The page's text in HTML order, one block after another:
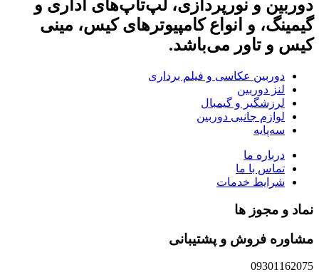
دوربین و نورپردازی، لپ‌تاپ‌های اداری و
گیمینگ، و انواع کامپیوترهای کیس، مینی
کیس و تاور می‌باشد.
دوربین عکاسی و فیلم برداری
لنز دوربین
لرزشگیر و گیمبال
لوازم جانبی دوربین
سه‌پایه
درباره ما
تماس با ما
شرایط خدمات
نماد و مجوز ها
مشاوره فروش و پشتیبانی
09301162075